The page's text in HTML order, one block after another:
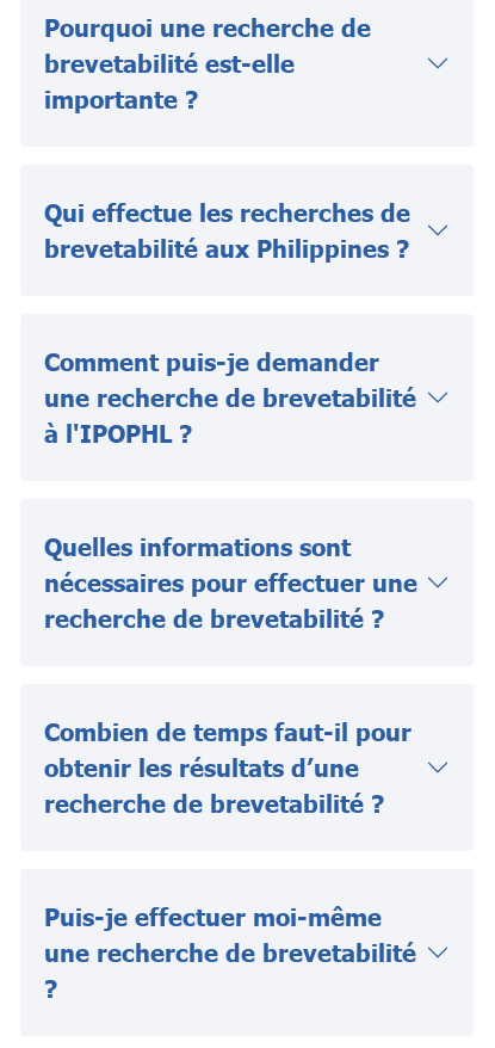
Pourquoi une recherche de
brevetabilité est-elle
importante ?
Qui effectue les recherches de
brevetabilité aux Philippines ?
Comment puis-je demander
une recherche de brevetabilité
à l'IPOPHL ?
Quelles informations sont
nécessaires pour effectuer une
recherche de brevetabilité ?
Combien de temps faut-il pour
obtenir les résultats d’une
recherche de brevetabilité ?
Puis-je effectuer moi-même
une recherche de brevetabilité
?